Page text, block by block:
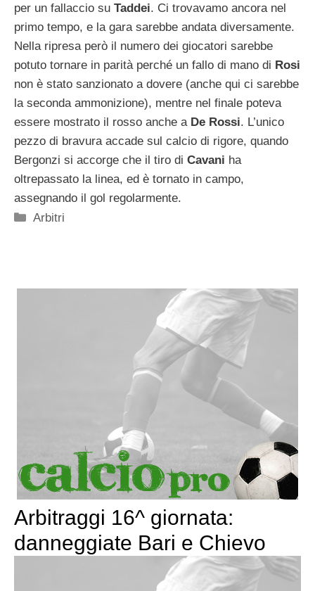
per un fallaccio su Taddei. Ci trovavamo ancora nel
primo tempo, e la gara sarebbe andata diversamente.
Nella ripresa però il numero dei giocatori sarebbe
potuto tornare in parità perché un fallo di mano di Rosi
non è stato sanzionato a dovere (anche qui ci sarebbe
la seconda ammonizione), mentre nel finale poteva
essere mostrato il rosso anche aDe Rossi. L’unico
pezzo di bravura accade sul calcio di rigore, quando
Bergonzi si accorge che il tiro di Cavani ha
oltrepassato la linea, ed è tornato in campo,
assegnando il gol regolarmente.
Categorie
Arbitri
Arbitraggi 16^ giornata:
danneggiate Bari e Chievo